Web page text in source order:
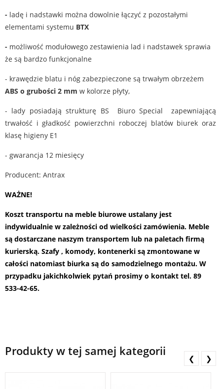
- ladę i nadstawki można dowolnie łączyć z pozostałymi
elementami systemu BTX
- możliwość modułowego zestawienia lad i nadstawek sprawia
że są bardzo funkcjonalne
- krawędzie blatu i nóg zabezpieczone są trwałym obrzeżem
ABS o grubości 2 mm w kolorze płyty,
- lady posiadają strukturę BS Biuro Special zapewniającą
trwałość i gładkość powierzchni roboczej blatów biurek oraz
klasę higieny E1
- gwarancja 12 miesięcy
Producent: Antrax
WAŻNE!
Koszt transportu na meble biurowe ustalany jest
indywidualnie w zależności od wielkości zamówienia. Meble
są dostarczane naszym transportem lub na paletach firmą
kurierską. Szafy , komody, kontenerki są zmontowane w
całości natomiast biurka są do samodzielnego montażu. W
przypadku jakichkolwiek pytań prosimy o kontakt tel. 89
533-42-65.
Produkty w tej samej kategorii
❮ ❯